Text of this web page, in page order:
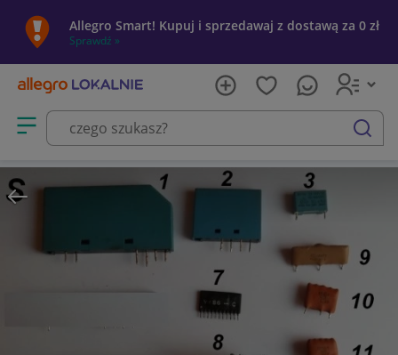
Allegro Smart! Kupuj i sprzedawaj z dostawą za 0 zł
Sprawdź »
Otwórz menu z kategoriami
szukaj